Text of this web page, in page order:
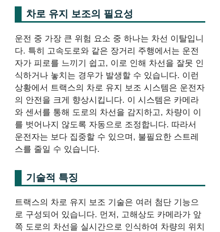
차로 유지 보조의 필요성
운전 중 가장 큰 위험 요소 중 하나는 차선 이탈입니
다. 특히 고속도로와 같은 장거리 주행에서는 운전
자가 피로를 느끼기 쉽고, 이로 인해 차선을 잘못 인
식하거나 놓치는 경우가 발생할 수 있습니다. 이런
상황에서 트랙스의 차로 유지 보조 시스템은 운전자
의 안전을 크게 향상시킵니다. 이 시스템은 카메라
와 센서를 통해 도로의 차선을 감지하고, 차량이 이
를 벗어나지 않도록 자동으로 조정합니다. 따라서
운전자는 보다 집중할 수 있으며, 불필요한 스트레
스를 줄일 수 있습니다.
기술적 특징
트랙스의 차로 유지 보조 기술은 여러 첨단 기능으
로 구성되어 있습니다. 먼저, 고해상도 카메라가 앞
쪽 도로의 차선을 실시간으로 인식하여 차량의 위치